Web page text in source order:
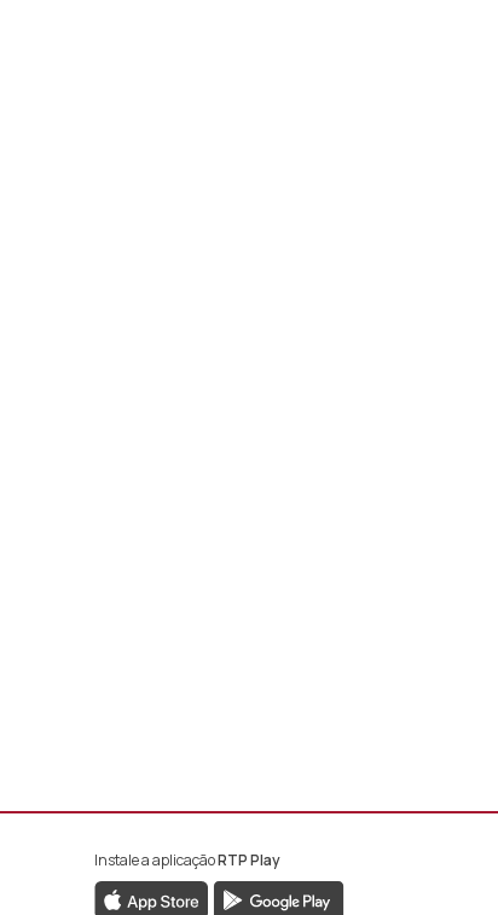
da RTP África
da RTP África
da RTP África
Instale a aplicaçãoRTP Play